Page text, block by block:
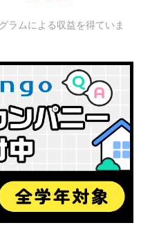
ラムによる収益を得ていま